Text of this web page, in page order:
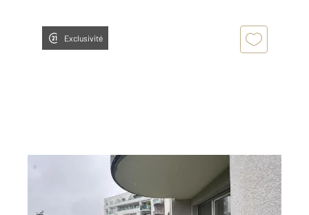
Exclusivité
GRENOBLE 38
, 3 pièces